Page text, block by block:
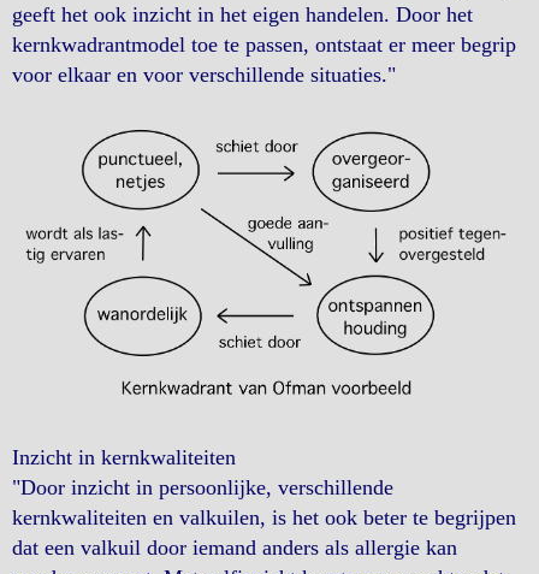
geeft het ook inzicht in het eigen handelen. Door het
kernkwadrantmodel toe te passen, ontstaat er meer begrip
voor elkaar en voor verschillende situaties."
Inzicht in kernkwaliteiten
"Door inzicht in persoonlijke, verschillende
kernkwaliteiten en valkuilen, is het ook beter te begrijpen
dat een valkuil door iemand anders als allergie kan